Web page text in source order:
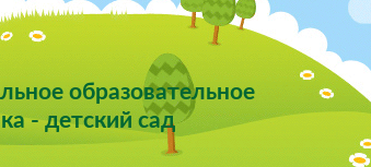
образовательное
- детский сад